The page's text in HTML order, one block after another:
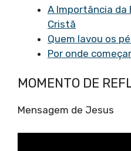
A Importância da
Cristã
Quem lavou os
Por onde
MOMENTO DE
Mensagem de Jesus